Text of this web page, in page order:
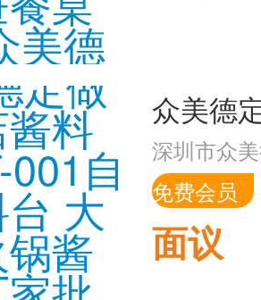
深圳市众
免费会员
面议